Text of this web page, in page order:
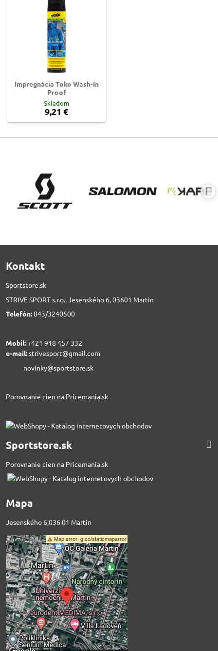
Impregnácia Toko Wash-In
Proof
Skladom
9,21 €
Kontakt
Sportstore.sk
STRIVE SPORT s.r.o., Jesenského 6, 03601 Martin
Telefón:043/3240500
Mobil:+421 918 457 332
e-mail:strivesport@gmail.com
novinky@sportstore.sk
Porovnanie cien na Pricemania.sk
Sportstore.sk
Porovnanie cien na Pricemania.sk
Mapa
Jesenského 6,036 01 Martin
Externý obsah je
blokovaný Voľbami
súkromia
Prajete si načítať externý obsah?
Povoliť tentokrát
Povoliť a zapamätať -